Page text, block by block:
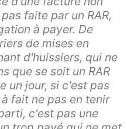
faite par un RAR,
à payer. De
de mises en
d'huissiers, qui ne
que se soit un RAR
un jour, si c'est pas
fait ne pas en tenir
c'est pas une